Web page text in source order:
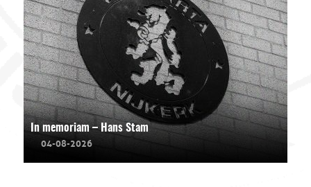
In memoriam – Hans Stam
04-08-2026